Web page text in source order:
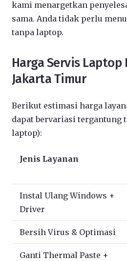
kami menargetkan
sama. Anda tidak perlu
tanpa laptop.
Harga Servis
Jakarta Timur
Berikut estimasi harga
dapat bervariasi tergantung
laptop):
Jenis Layanan
Instal Ulang Windows +
Driver
Bersih Virus & Optimasi
Ganti Thermal Paste +